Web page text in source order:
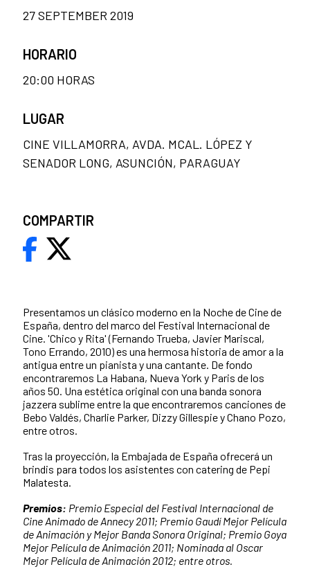
Presentamos un clásico moderno en la Noche de Cine de
España, dentro del marco del Festival Internacional de
Cine. 'Chico y Rita' (Fernando Trueba, Javier Mariscal,
Tono Errando, 2010) es una hermosa historia de amor a la
antigua entre un pianista y una cantante. De fondo
encontraremos La Habana, Nueva York y Paris de los
años 50. Una estética original con una banda sonora
jazzera sublime entre la que encontraremos canciones de
Bebo Valdés, Charlie Parker, Dizzy Gillespie y Chano Pozo,
entre otros.
Tras la proyección, la Embajada de España ofrecerá un
brindis para todos los asistentes con catering de Pepi
Malatesta.
Premios: Premio Especial del Festival Internacional de
Cine Animado de Annecy 2011; Premio Gaudí Mejor Película
de Animación y Mejor Banda Sonora Original; Premio Goya
Mejor Película de Animación 2011; Nominada al Oscar
Mejor Película de Animación 2012; entre otros.
27 SEPTEMBER 2019
HORARIO
20:00 HORAS
LUGAR
CINE VILLAMORRA, AVDA. MCAL. LÓPEZ Y
SENADOR LONG, ASUNCIÓN, PARAGUAY
COMPARTIR